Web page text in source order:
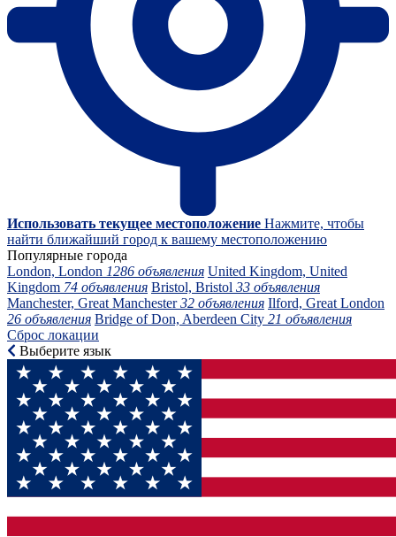
Использовать текущее местоположение Нажмите, чтобы
найти ближайший город к вашему местоположению
Популярные города
London, London 1286 объявления United Kingdom, United
Kingdom 74 объявления Bristol, Bristol 33 объявления
Manchester, Great Manchester32 объявления Ilford, Great London
26 объявления Bridge of Don, Aberdeen City 21 объявления
Сброс локации
Выберите язык